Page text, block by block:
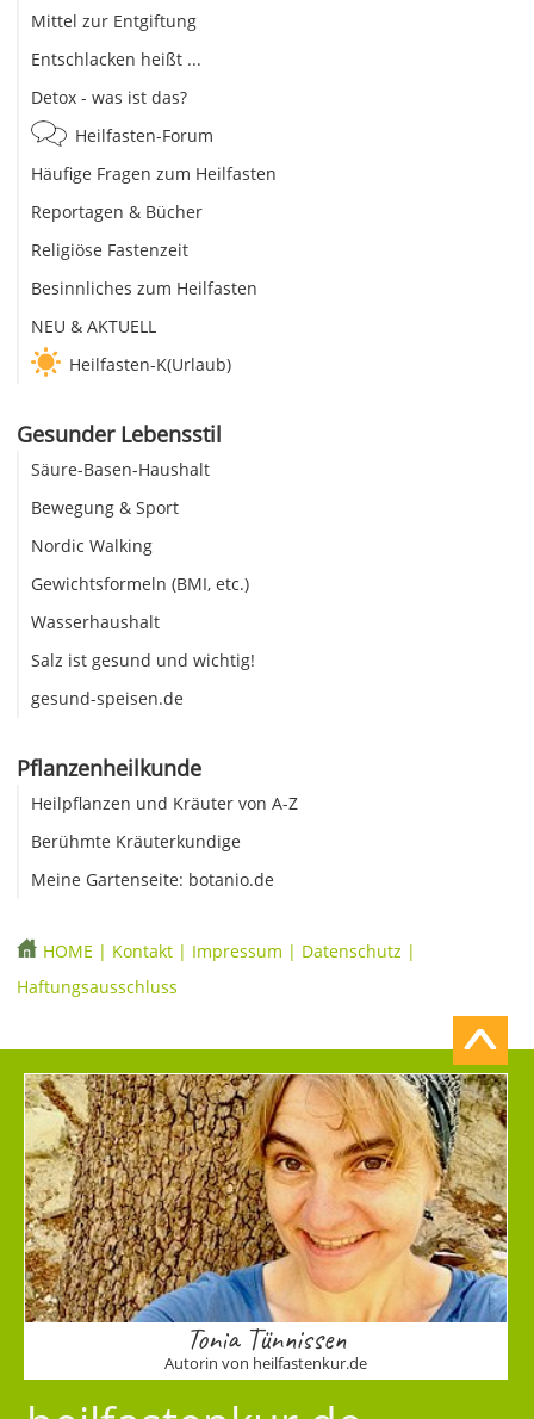
Mittel zur Entgiftung
Entschlacken heißt ...
Detox - was ist das?
Heilfasten-Forum
Häufige Fragen zum Heilfasten
Reportagen & Bücher
Religiöse Fastenzeit
Besinnliches zum Heilfasten
NEU & AKTUELL
Heilfasten-K(Urlaub)
Gesunder Lebensstil
Säure-Basen-Haushalt
Bewegung & Sport
Nordic Walking
Gewichtsformeln (BMI, etc.)
Wasserhaushalt
Salz ist gesund und wichtig!
gesund-speisen.de
Pflanzenheilkunde
Heilpflanzen und Kräuter von A-Z
Berühmte Kräuterkundige
Meine Gartenseite: botanio.de
HOME | Kontakt | Impressum | Datenschutz |
Haftungsausschluss
Tonia Tünnissen
Autorin von heilfastenkur.de